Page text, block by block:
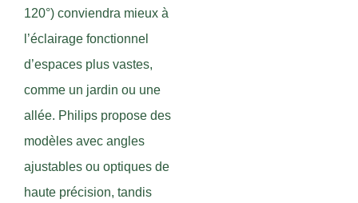
120°) conviendra mieux à
l’éclairage fonctionnel
d’espaces plus vastes,
comme un jardin ou une
allée. Philips propose des
modèles avec angles
ajustables ou optiques de
haute précision, tandis